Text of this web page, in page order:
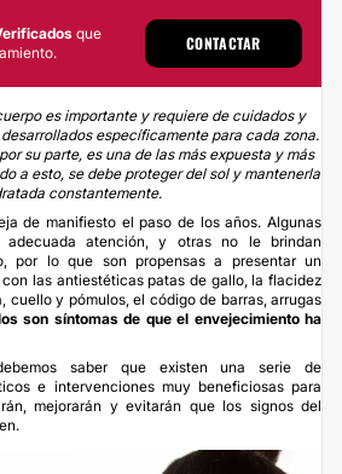
que
CONTACTAR
es importante y requiere de cuidados y
específicamente para cada zona.
su parte, es una de las más expuesta y más
a esto, se debe proteger del sol y mantenerla
constantemente.
de manifiesto el paso de los años. Algunas
adecuada atención, y otras no le brindan
por lo que son propensas a presentar un
con las antiestéticas patas de gallo, la flacidez
cuello y pómulos, el código de barras, arrugas
son síntomas de que el envejecimiento ha
saber que existen una serie de
e intervenciones muy beneficiosas para
mejorarán y evitarán que los signos del